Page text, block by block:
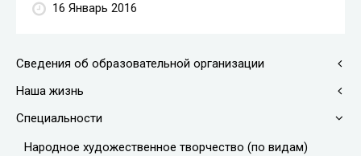
16 Январь 2016
Сведения об образовательной организации
Наша жизнь
Специальности
Народное художественное творчество (по видам)